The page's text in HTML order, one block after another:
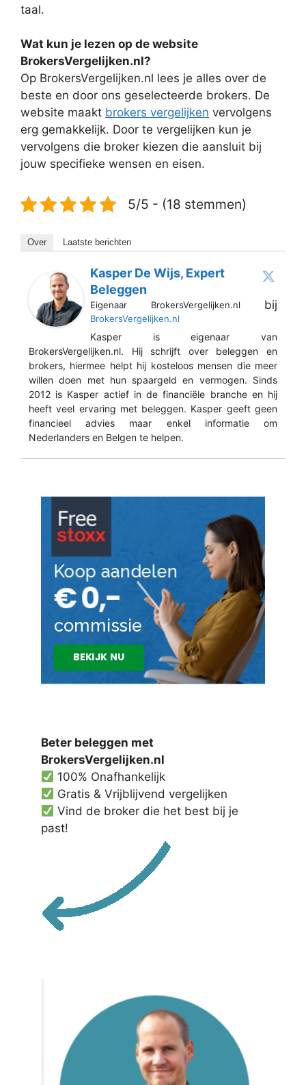
taal.
Wat kun je lezen op de website
BrokersVergelijken.nl?
Op BrokersVergelijken.nl lees je alles over de
beste en door ons geselecteerde brokers. De
website maakt brokers vergelijken vervolgens
erg gemakkelijk. Door te vergelijken kun je
vervolgens die broker kiezen die aansluit bij
jouw specifieke wensen en eisen.
5/5 - (18 stemmen)
Over Laatste berichten
Kasper De Wijs, Expert
Beleggen
Eigenaar BrokersVergelijken.nl bij
BrokersVergelijken.nl
Kasper is eigenaar van
BrokersVergelijken.nl. Hij schrijft over beleggen en
brokers, hiermee helpt hij kosteloos mensen die meer
willen doen met hun spaargeld en vermogen. Sinds
2012 is Kasper actief in de financiële branche en hij
heeft veel ervaring met beleggen. Kasper geeft geen
financieel advies maar enkel informatie om
Nederlanders en Belgen te helpen.
Beter beleggen met
BrokersVergelijken.nl
100% Onafhankelijk
Gratis & Vrijblijvend vergelijken
Vind de broker die het best bij je
past!